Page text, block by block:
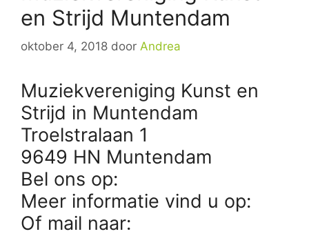
en Strijd Muntendam
oktober 4, 2018 door Andrea
Muziekvereniging Kunst en
Strijd in Muntendam
Troelstralaan 1
9649 HN Muntendam
Bel ons op:
Meer informatie vind u op:
Of mail naar: